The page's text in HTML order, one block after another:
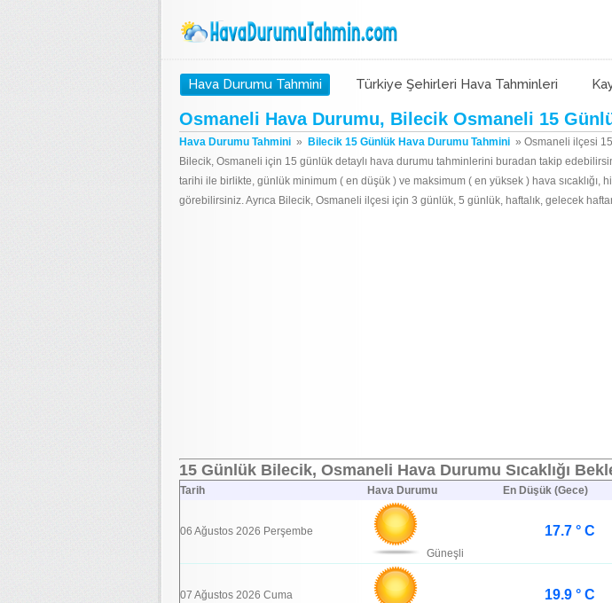
Hava Durumu Tahmini Türkiye Şehirleri Hava Tahminleri
Osmaneli Hava Durumu, Bilecik Osmaneli 15
Hava Durumu Tahmini » Bilecik 15 Günlük Hava Durumu Tahmini » Osmaneli ilçesi
Bilecik, Osmaneli için 15 günlük detaylı hava durumu tahminlerini buradan takip
tarihi ile birlikte, günlük minimum ( en düşük ) ve maksimum ( en yüksek ) hava sıcaklığı,
görebilirsiniz. Ayrıca Bilecik, Osmaneli ilçesi için 3 günlük, 5 günlük, haftalık, gelecek
15 Günlük Bilecik, Osmaneli Hava Durumu Sıcaklığı
Tarih Hava Durumu En Düşük (Gece)
06 Ağustos 2026 Perşembe
Güneşli
17.7 ° C
07 Ağustos 2026 Cuma
19.9 ° C